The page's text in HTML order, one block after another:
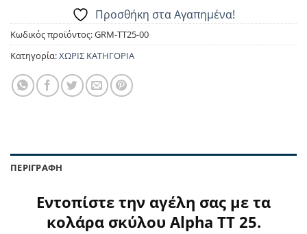
Προσθήκη στα Αγαπημένα!
Κωδικός προϊόντος:GRM-TT25-00
Κατηγορία:ΧΩΡΙΣ ΚΑΤΗΓΟΡΙΑ
ΠΕΡΙΓΡΑΦΉ
Εντοπίστε την αγέλη σας με τα
κολάρα σκύλου Alpha TΤ 25.